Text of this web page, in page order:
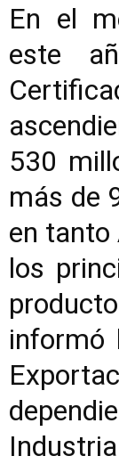
En el
este
530
más de
en tanto
los
informó